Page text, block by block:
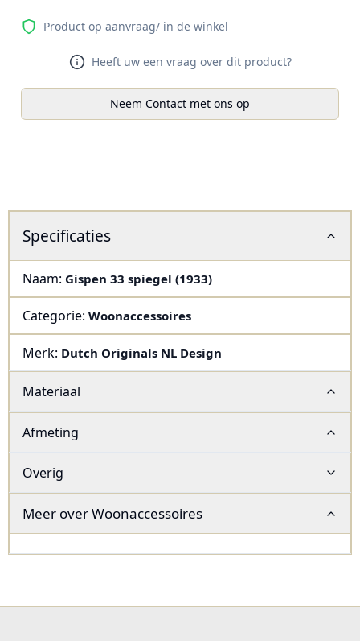
Product op aanvraag/ in de winkel
Heeft uw een vraag over dit product?
Neem Contact met ons op
Specificaties
Naam: Gispen 33 spiegel (1933)
Categorie: Woonaccessoires
Merk: Dutch Originals NL Design
Materiaal
Afmeting
Overig
Meer overWoonaccessoires